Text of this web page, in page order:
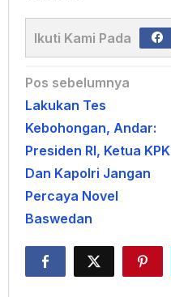
Ikuti Kami Pada
Navigasi
pos
Pos sebelumnya
Lakukan Tes
Kebohongan, Andar:
Presiden RI, Ketua KPK
Dan Kapolri Jangan
Percaya Novel
Baswedan